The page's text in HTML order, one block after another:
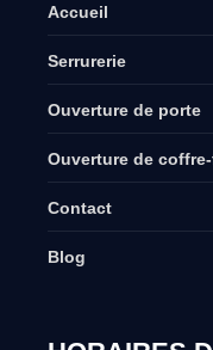
Accueil
Serrurerie
Ouverture de porte
Ouverture de
Contact
Blog